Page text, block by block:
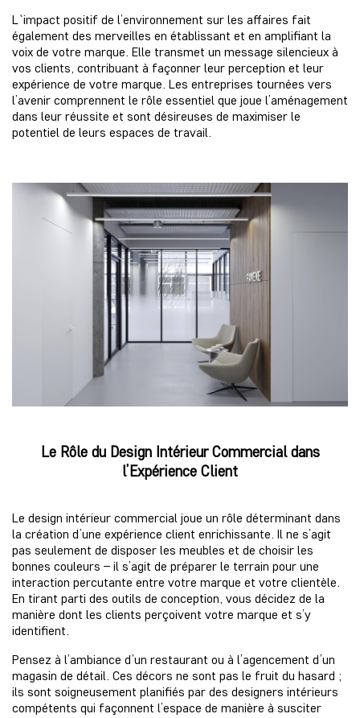
L`impact positif de l’environnement sur les affaires fait
également des merveilles en établissant et en amplifiant la
voix de votre marque. Elle transmet un message silencieux à
vos clients, contribuant à façonner leur perception et leur
expérience de votre marque. Les entreprises tournées vers
l’avenir comprennent le rôle essentiel que joue l’aménagement
dans leur réussite et sont désireuses de maximiser le
potentiel de leurs espaces de travail.
Le Rôle du Design Intérieur Commercial dans
l’Expérience Client
Le design intérieur commercial joue un rôle déterminant dans
la création d’une expérience client enrichissante. Il ne s’agit
pas seulement de disposer les meubles et de choisir les
bonnes couleurs – il s’agit de préparer le terrain pour une
interaction percutante entre votre marque et votre clientèle.
En tirant parti des outils de conception, vous décidez de la
manière dont les clients perçoivent votre marque et s’y
identifient.
Pensez à l’ambiance d’un restaurant ou à l’agencement d’un
magasin de détail. Ces décors ne sont pas le fruit du hasard ;
ils sont soigneusement planifiés par des designers intérieurs
compétents qui façonnent l’espace de manière à susciter